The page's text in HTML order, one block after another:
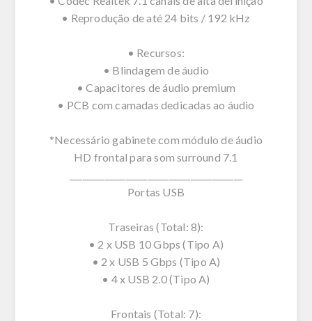
• Reprodução de até 24 bits / 192 kHz
• Recursos:
• Blindagem de áudio
• Capacitores de áudio premium
• PCB com camadas dedicadas ao áudio
*Necessário gabinete com módulo de áudio
HD frontal para som surround 7.1
Portas USB
Traseiras (Total: 8):
• 2 x USB 10 Gbps (Tipo A)
• 2 x USB 5 Gbps (Tipo A)
• 4 x USB 2.0 (Tipo A)
Frontais (Total: 7):